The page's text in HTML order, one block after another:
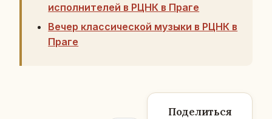
исполнителей в РЦНК в Праге
Вечер классической музыки в РЦНК в
Праге
Поделиться